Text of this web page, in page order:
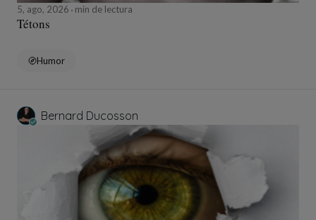
5, ago, 2026 min de lectura
Tétons
Humor
Bernard Ducosson